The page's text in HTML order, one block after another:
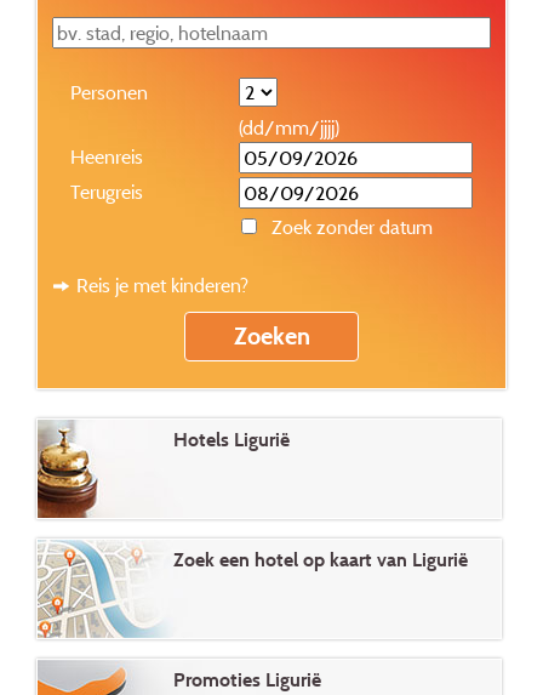
Personen
(dd/mm/jjjj)
Heenreis
Terugreis
Zoek zonder datum
Reis je met kinderen?
Hotels Ligurië
Zoek een hotel op kaart van Ligurië
Promoties Ligurië